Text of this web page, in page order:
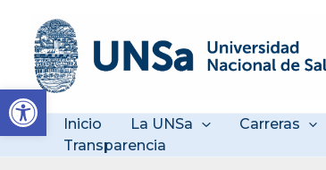
Abrir barra de
contenido
Inicio La UNSa Carreras
Transparencia